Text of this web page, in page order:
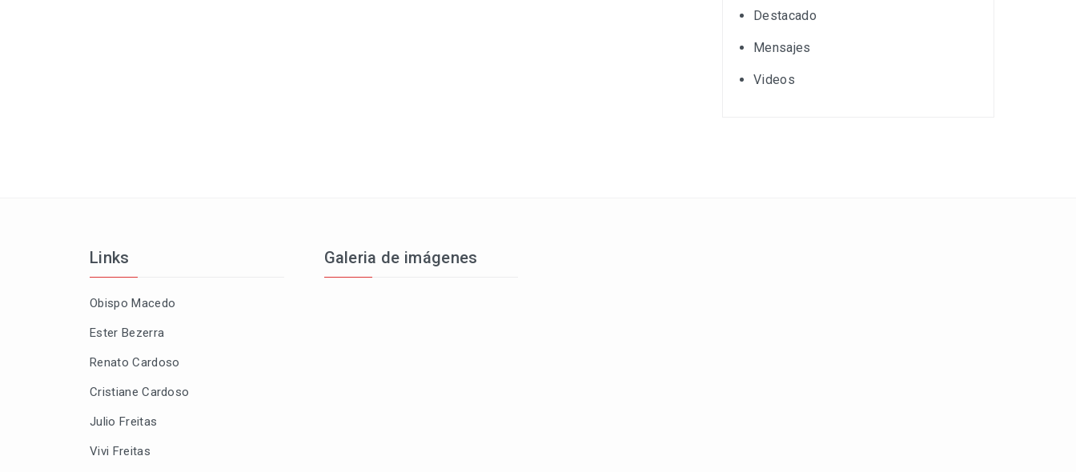
Destacado
Mensajes
Videos
Links
Obispo Macedo
Ester Bezerra
Renato Cardoso
Cristiane Cardoso
Julio Freitas
Vivi Freitas
Galeria de imágenes